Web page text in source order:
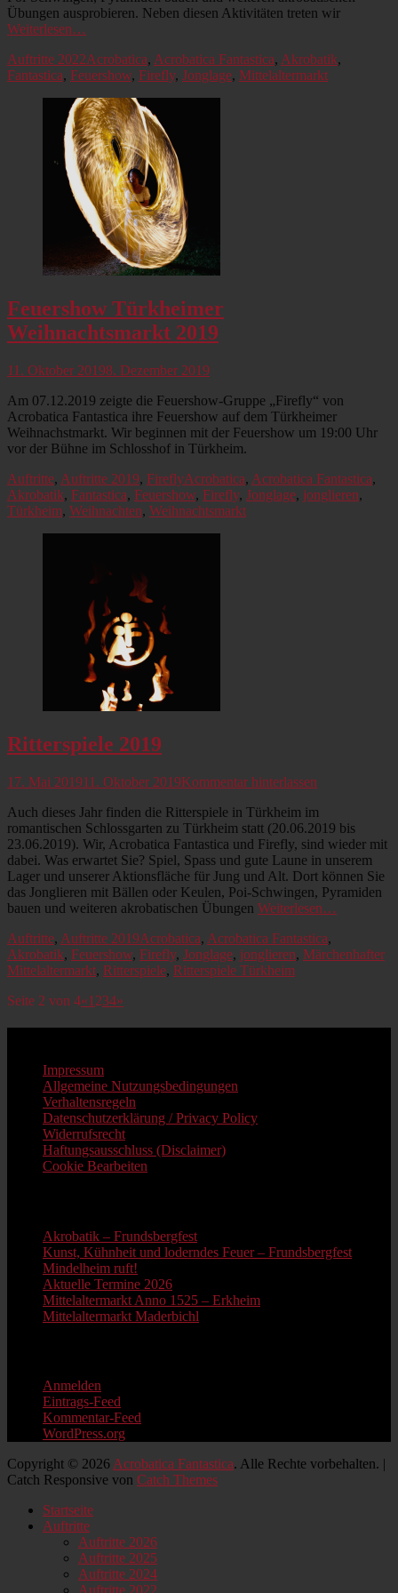
Übungen ausprobieren. Neben diesen Aktivitäten treten wir
Weiterlesen…
Kategorien
Auftritte 2022Schlagworte
Acrobatica, Acrobatica Fantastica, Akrobatik,
Fantastica, Feuershow, Firefly, Jonglage, Mittelaltermarkt
Feuershow Türkheimer
Weihnachtsmarkt 2019
Veröffentlicht
11. Oktober 20198. Dezember 2019
Am 07.12.2019 zeigte die Feuershow-Gruppe „Firefly“ von
Acrobatica Fantastica ihre Feuershow auf dem Türkheimer
Weihnachstmarkt. Wir beginnen mit der Feuershow um 19:00 Uhr
vor der Bühne im Schlosshof in Türkheim.
Kategorien
Auftritte, Auftritte 2019, FireflySchlagworte
Acrobatica, Acrobatica Fantastica,
Akrobatik, Fantastica, Feuershow, Firefly, Jonglage, jonglieren,
Türkheim, Weihnachten, Weihnachtsmarkt
Ritterspiele 2019
Veröffentlicht
17. Mai 201911. Oktober 2019Kommentar hinterlassen
Auch dieses Jahr finden die Ritterspiele in Türkheim im
romantischen Schlossgarten zu Türkheim statt (20.06.2019 bis
23.06.2019). Wir, Acrobatica Fantastica und Firefly, sind wieder mit
dabei. Was erwartet Sie? Spiel, Spass und gute Laune in unserem
Lager und unserer Aktionsfläche für Jung und Alt. Dort können Sie
das Jonglieren mit Bällen oder Keulen, Poi-Schwingen, Pyramiden
bauen und weiteren akrobatischen Übungen Weiterlesen…
Kategorien
Auftritte, Auftritte 2019Schlagworte
Acrobatica, Acrobatica Fantastica,
Akrobatik, Feuershow, Firefly, Jonglage, jonglieren, Märchenhafter
Mittelaltermarkt, Ritterspiele, Ritterspiele Türkheim
Beitragsnavigation
Seite 2 von 4«1 234»
Impressum
Allgemeine Nutzungsbedingungen
Verhaltensregeln
Datenschutzerklärung / Privacy Policy
Widerrufsrecht
Haftungsausschluss (Disclaimer)
Cookie Bearbeiten
Akrobatik – Frundsbergfest
Kunst, Kühnheit und loderndes Feuer – Frundsbergfest
Mindelheim ruft!
Aktuelle Termine 2026
Mittelaltermarkt Anno 1525 – Erkheim
Mittelaltermarkt Maderbichl
Anmelden
Eintrags-Feed
Kommentar-Feed
WordPress.org
Copyright © 2026Acrobatica Fantastica. Alle Rechte vorbehalten. |
Catch Responsive von Catch Themes
oben
scrollen
Startseite
Auftritte
Auftritte 2026
Auftritte 2025
Auftritte 2024